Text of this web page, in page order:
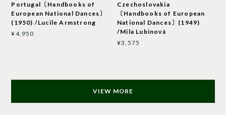
Portugal〔Handbooks of
European National Dances〕
(1950) /Lucile Armstrong
¥4,950
Czechoslovakia
〔Handbooks of European
National Dances〕(1949)
/Mila Lubinová
¥3,575
VIEW MORE